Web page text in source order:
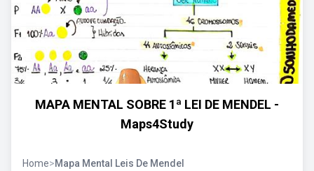
MAPA MENTAL SOBRE 1ª LEI DE MENDEL -
Maps4Study
Home>Mapa Mental Leis De Mendel